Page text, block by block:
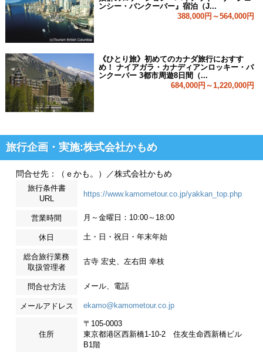
ンシー・バンクーバー』宿泊（J...
388,000円～564,000円
《ひとり旅》初めてのカナダ旅行におすす
め！ ナイアガラ・カナディアンロッキー・バ
ンクーバー 3都市周遊8日間（...
684,000円～1,220,000円
旅行企画・実施:株式会社かもめ
問合せ先：（ｅかも。）／株式会社かもめ
旅行条件書
URL
https://www.kamometour.co.jp/yakkan_top.php
営業時間 月～金曜日：10:00～18:00
休日 土・日・祝日・年末年始
総合旅行業務
取扱管理者
古寺 宏史、左右田 幸枝
問合せ方法 メール、電話
メールアドレス ekamo@kamometour.co.jp
住所
〒105-0003
東京都港区西新橋1-10-2 住友生命西新橋ビル
B1階